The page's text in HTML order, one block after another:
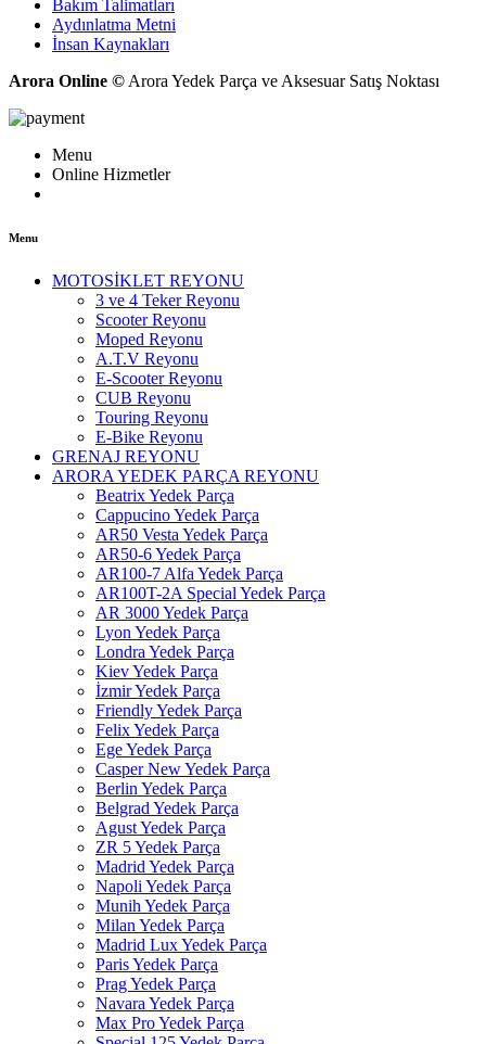
Bakım Talimatları
Aydınlatma Metni
İnsan Kaynakları
Arora Online © Arora Yedek Parça ve Aksesuar Satış Noktası
Menu
Online Hizmetler
Menu
MOTOSİKLET REYONU
3 ve 4 Teker Reyonu
Scooter Reyonu
Moped Reyonu
A.T.V Reyonu
E-Scooter Reyonu
CUB Reyonu
Touring Reyonu
E-Bike Reyonu
GRENAJ REYONU
ARORA YEDEK PARÇA REYONU
Beatrix Yedek Parça
Cappucino Yedek Parça
AR50 Vesta Yedek Parça
AR50-6 Yedek Parça
AR100-7 Alfa Yedek Parça
AR100T-2A Special Yedek Parça
AR 3000 Yedek Parça
Lyon Yedek Parça
Londra Yedek Parça
Kiev Yedek Parça
İzmir Yedek Parça
Friendly Yedek Parça
Felix Yedek Parça
Ege Yedek Parça
Casper New Yedek Parça
Berlin Yedek Parça
Belgrad Yedek Parça
Agust Yedek Parça
ZR 5 Yedek Parça
Madrid Yedek Parça
Napoli Yedek Parça
Munih Yedek Parça
Milan Yedek Parça
Madrid Lux Yedek Parça
Paris Yedek Parça
Prag Yedek Parça
Navara Yedek Parça
Max Pro Yedek Parça